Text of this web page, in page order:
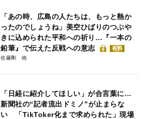
「あの時、広島の人たちは、もっと熱か
ったのでしょうね」美空ひばりのつぶや
きに込められた平和への祈り…『一本の
鉛筆』で伝えた反戦への意志
有料
佐藤剛
「日経に紹介してほしい」が合言葉に…
新聞社の“記者流出ドミノ”が止まらな
い 「TikToker化まで求められた」現場